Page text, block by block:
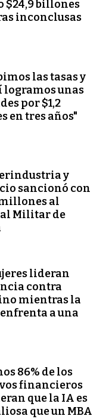
$24,9 billones
inconclusas
las tasas y
logramos unas
por $1,2
en tres años"
y
sancionó con
millones al
Militar de
lideran
contra
mientras la
a una
86% de los
financieros
que la IA es
que un MBA